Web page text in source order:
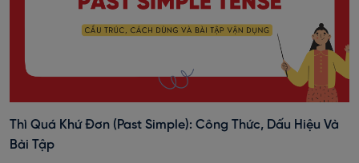
Thì Quá Khứ Đơn (past Simple): Công Thức, Dấu Hiệu Và
Bài Tập